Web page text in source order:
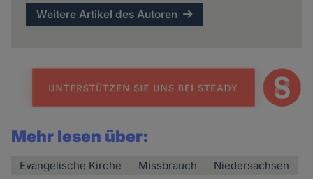
Weitere Artikel des Autoren
Mehr lesen über:
Evangelische Kirche Missbrauch Niedersachsen